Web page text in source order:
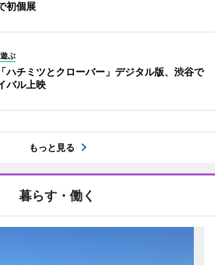
初個展
ぶ
ハチミツとクローバー」デジタル版、渋谷で
バル上映
もっと見る
暮らす・働く